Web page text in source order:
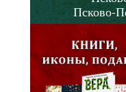
Псково-